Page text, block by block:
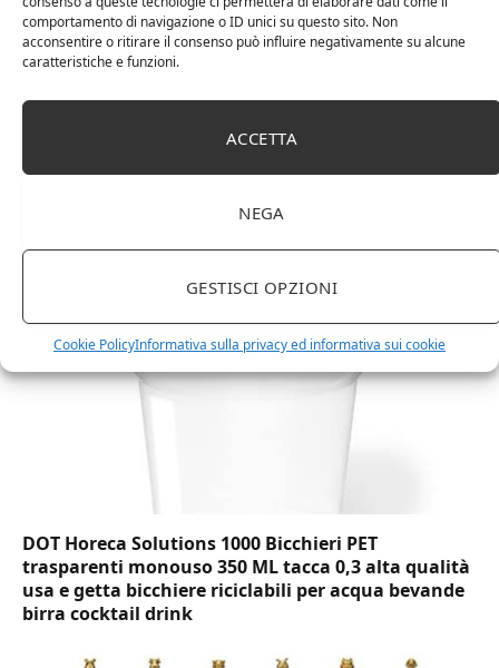
comportamento di navigazione o ID unici su questo sito. Non
acconsentire o ritirare il consenso può influire negativamente su alcune
caratteristiche e funzioni.
ACCETTA
NEGA
GESTISCI OPZIONI
Cookie PolicyInformativa sulla privacy ed informativa sui cookie
(Lu x La x A), effetto quercia(In precedenza
DOT Horeca Solutions 1000 Bicchieri PET
trasparenti monouso 350 ML tacca 0,3 alta qualità
usa e getta bicchiere riciclabili per acqua bevande
birra cocktail drink